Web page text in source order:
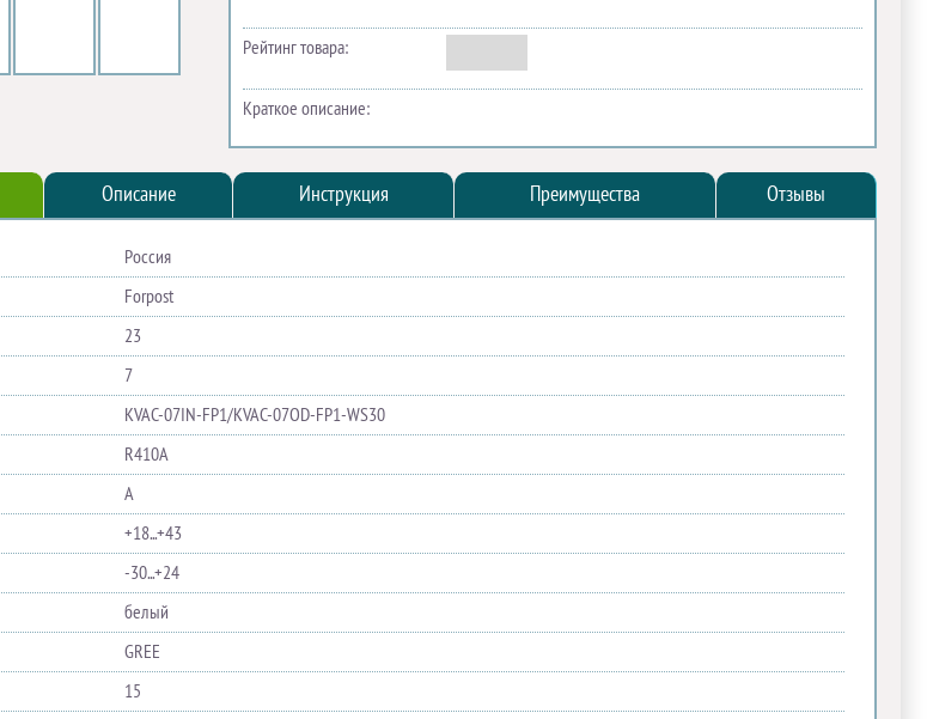
Рейтинг товара:
Краткое описание:
Описание Инструкция Преимущества Отзывы
Россия
Forpost
23
7
KVAC-07IN-FP1/KVAC-07OD-FP1-WS30
R410A
A
+18...+43
-30...+24
белый
GREE
15